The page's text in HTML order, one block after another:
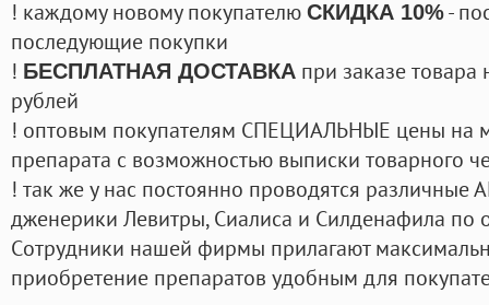
! каждому новому покупателю СКИДКА 10%-
последующие покупки
! БЕСПЛАТНАЯ ДОСТАВКА при заказе
рублей
! оптовым покупателям СПЕЦИАЛЬНЫЕ цены на
препарата с возможностью выписки товарного
! так же у нас постоянно проводятся
дженерики Левитры, Сиалиса и Силденафила по
Cотрудники нашей фирмы прилагают
приобретение препаратов удобным для